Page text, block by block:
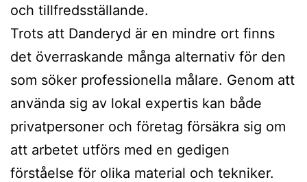
och tillfredsställande.
Trots att Danderyd är en mindre ort finns
det överraskande många alternativ för den
som söker professionella målare. Genom att
använda sig av lokal expertis kan både
privatpersoner och företag försäkra sig om
att arbetet utförs med en gedigen
förståelse för olika material och tekniker.